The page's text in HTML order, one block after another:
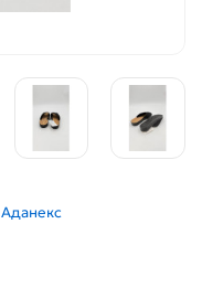
Аданекс